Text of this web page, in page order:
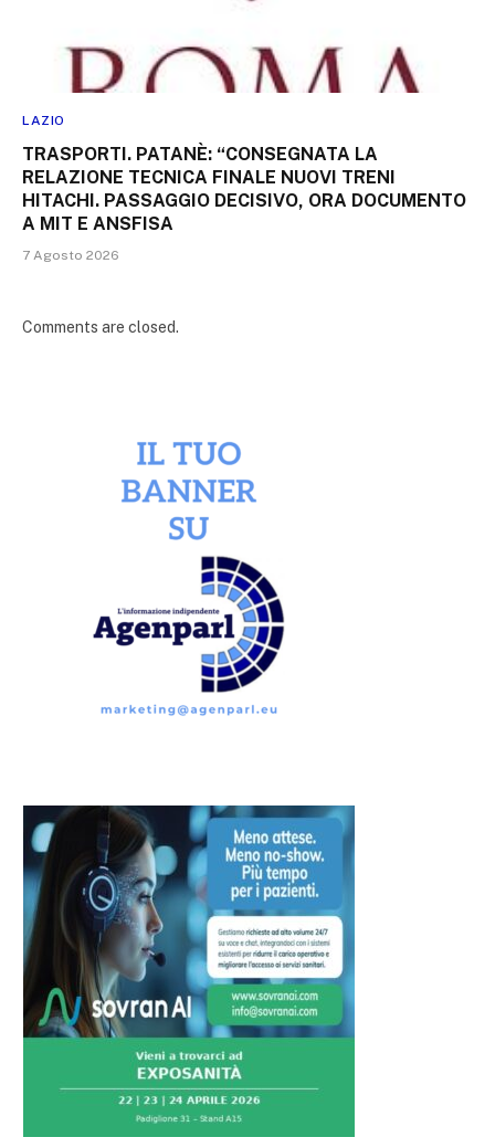
LAZIO
TRASPORTI. PATANÈ: “CONSEGNATA LA
RELAZIONE TECNICA FINALE NUOVI TRENI
HITACHI. PASSAGGIO DECISIVO, ORA DOCUMENTO
A MIT E ANSFISA
7 Agosto 2026
Comments are closed.